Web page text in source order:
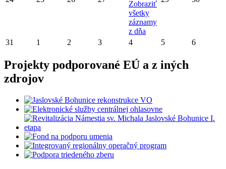
Zobraziť
všetky
záznamy
z dňa
31 1 2 3 4 5 6
Projekty podporované EÚ a z iných
zdrojov